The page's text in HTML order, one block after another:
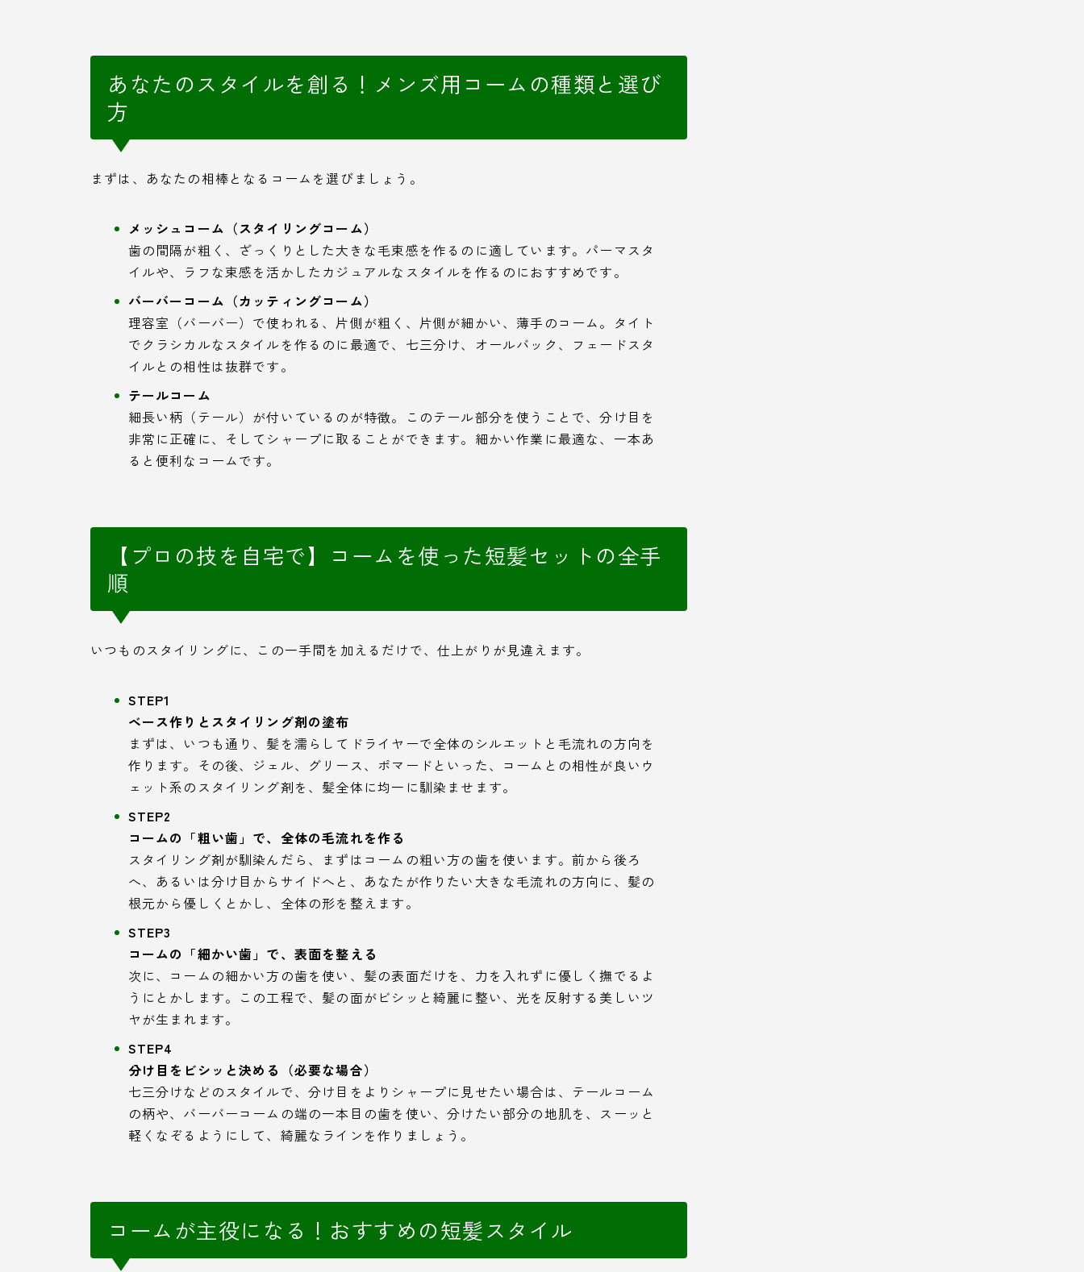
あなたのスタイルを創る！メンズ用コームの種類と選び
方
まずは、あなたの相棒となるコームを選びましょう。
メッシュコーム（スタイリングコーム）
歯の間隔が粗く、ざっくりとした大きな毛束感を作るのに適しています。パーマスタ
イルや、ラフな束感を活かしたカジュアルなスタイルを作るのにおすすめです。
バーバーコーム（カッティングコーム）
理容室（バーバー）で使われる、片側が粗く、片側が細かい、薄手のコーム。タイト
でクラシカルなスタイルを作るのに最適で、七三分け、オールバック、フェードスタ
イルとの相性は抜群です。
テールコーム
細長い柄（テール）が付いているのが特徴。このテール部分を使うことで、分け目を
非常に正確に、そしてシャープに取ることができます。細かい作業に最適な、一本あ
ると便利なコームです。
【プロの技を自宅で】コームを使った短髪セットの全手
順
いつものスタイリングに、この一手間を加えるだけで、仕上がりが見違えます。
STEP1
ベース作りとスタイリング剤の塗布
まずは、いつも通り、髪を濡らしてドライヤーで全体のシルエットと毛流れの方向を
作ります。その後、ジェル、グリース、ポマードといった、コームとの相性が良いウ
ェット系のスタイリング剤を、髪全体に均一に馴染ませます。
STEP2
コームの「粗い歯」で、全体の毛流れを作る
スタイリング剤が馴染んだら、まずはコームの粗い方の歯を使います。前から後ろ
へ、あるいは分け目からサイドへと、あなたが作りたい大きな毛流れの方向に、髪の
根元から優しくとかし、全体の形を整えます。
STEP3
コームの「細かい歯」で、表面を整える
次に、コームの細かい方の歯を使い、髪の表面だけを、力を入れずに優しく撫でるよ
うにとかします。この工程で、髪の面がビシッと綺麗に整い、光を反射する美しいツ
ヤが生まれます。
STEP4
分け目をビシッと決める（必要な場合）
七三分けなどのスタイルで、分け目をよりシャープに見せたい場合は、テールコーム
の柄や、バーバーコームの端の一本目の歯を使い、分けたい部分の地肌を、スーッと
軽くなぞるようにして、綺麗なラインを作りましょう。
コームが主役になる！おすすめの短髪スタイル